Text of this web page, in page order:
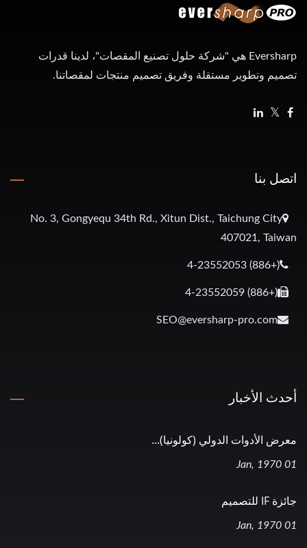
Eversharp هي "شركة حلول تصنيع المقصات"، لدينا قدرات
تصميم وتطوير مستقلة وفريق تصميم منتجات لمقصاتنا.
اتصل بنا
No. 3, Gongyequ 34th Rd., Xitun Dist., Taichung City
407021, Taiwan
(+886) 4-23552053
(+886) 4-23552059
SEO@eversharp-pro.com
أحدث الأخبار
معرض الأدوات الدولي (كولونيا)...
01 Jan, 1970
جائزة IF للتصميم
01 Jan, 1970